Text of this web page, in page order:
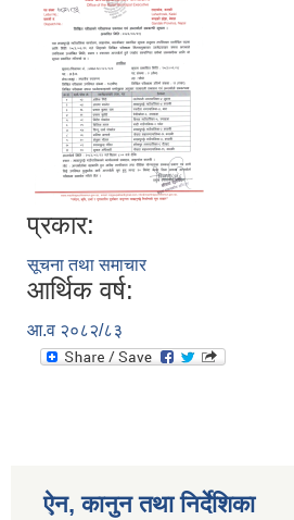
प्रकार:
सूचना तथा समाचार
आर्थिक वर्ष:
आ.व २०८२/८३
ऐन, कानुन तथा निर्देशिका